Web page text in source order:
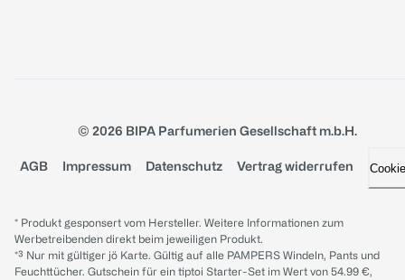
© 2026 BIPA Parfumerien Gesellschaft m.b.H.
AGB Impressum Datenschutz Vertrag widerrufen
* Produkt gesponsert vom Hersteller. Weitere Informationen zum
Werbetreibenden direkt beim jeweiligen Produkt.
*³ Nur mit gültiger jö Karte. Gültig auf alle PAMPERS Windeln, Pants und
Feuchttücher. Gutschein für ein tiptoi Starter-Set im Wert von 54.99 €,